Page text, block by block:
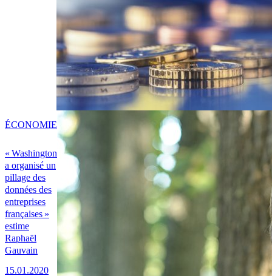
« Washington
a organisé un
pillage des
données des
entreprises
françaises »
estime
Raphaël
Gauvain
15.01.2020
ÉCONOMIE